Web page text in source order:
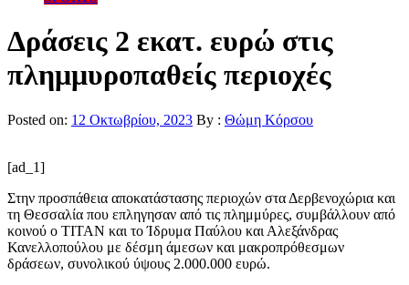
Δράσεις 2 εκατ. ευρώ στις
πλημμυροπαθείς περιοχές
Posted on: 12 Οκτωβρίου, 2023 By : Θώμη Κόρσου
[ad_1]
Στην προσπάθεια αποκατάστασης περιοχών στα Δερβενοχώρια και
τη Θεσσαλία που επληγησαν από τις πλημμύρες, συμβάλλουν από
κοινού ο ΤΙΤΑΝ και το Ίδρυμα Παύλου και Αλεξάνδρας
Κανελλοπούλου με δέσμη άμεσων και μακροπρόθεσμων
δράσεων, συνολικού ύψους 2.000.000 ευρώ.